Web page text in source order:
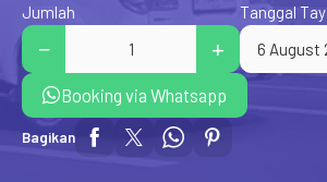
Jumlah Tanggal
Booking via Whatsapp
Bagikan